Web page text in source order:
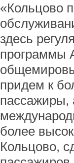
«Кольцово
здесь
программы
придем к
пассажиры,
более
Кольцово,